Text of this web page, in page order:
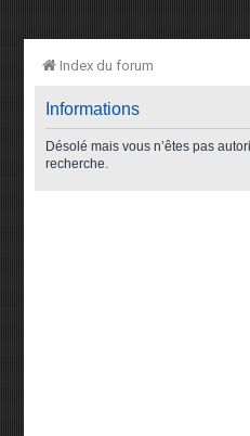
Index du forum
Informations
Désolé mais vous n’êtes pas
recherche.